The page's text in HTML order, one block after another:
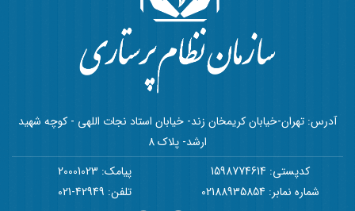
آدرس: تهران-خیابان کریمخان زند- خیابان استاد نجات اللهی - کوچه شهید
ارشد- پلاک 8
کدپستی: 1598774614
پیامک: 20001023
شماره نمابر: 02188935854
تلفن: 42949-021